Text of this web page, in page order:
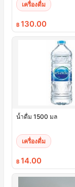
เครื่องดื่ม
฿ 130.00
น้ำดื่ม 1500 มล
เครื่องดื่ม
฿ 14.00